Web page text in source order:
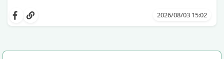
მომზადებაა - მოხარშვის გარეშე.
ბუნებრივ, კაშკაშა გემოს, არომატს და
2026/08/03 15:02